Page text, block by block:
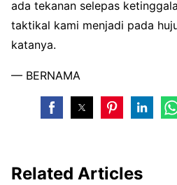
ada tekanan selepas
taktikal kami menjadi pada
katanya.
— BERNAMA
Related Articles